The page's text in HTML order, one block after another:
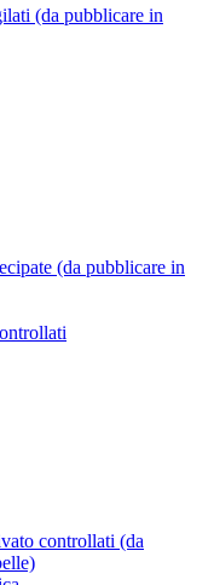
(da pubblicare in
(da pubblicare in
controllati (da